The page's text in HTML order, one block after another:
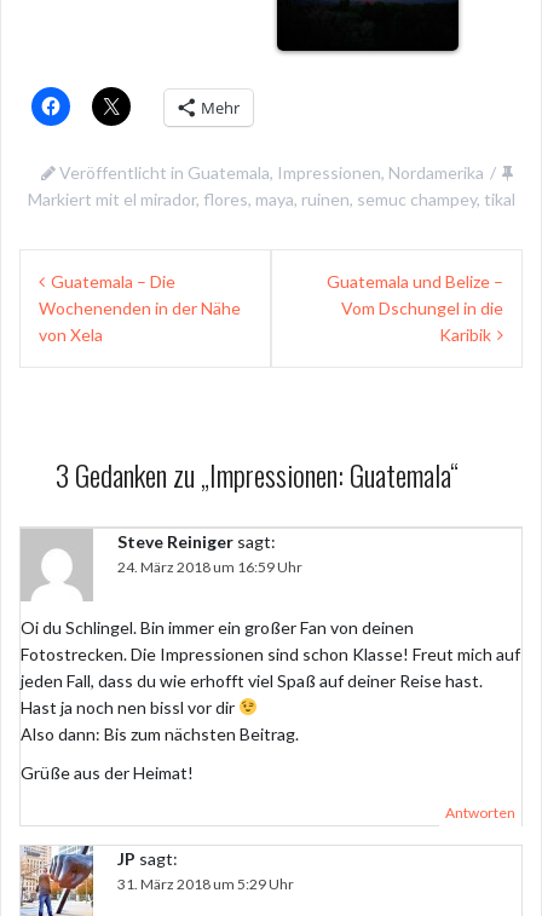
Mehr
Veröffentlicht in Guatemala, Impressionen, Nordamerika
Markiert mit el mirador, flores, maya, ruinen, semuc champey, tikal
Beitragsnavigation
Guatemala – Die
Wochenenden in der Nähe
von Xela
Guatemala und Belize –
Vom Dschungel in die
Karibik
3 Gedanken zu „Impressionen: Guatemala“
Steve Reiniger sagt:
24. März 2018 um 16:59 Uhr
Oi du Schlingel. Bin immer ein großer Fan von deinen
Fotostrecken. Die Impressionen sind schon Klasse! Freut mich auf
jeden Fall, dass du wie erhofft viel Spaß auf deiner Reise hast.
Hast ja noch nen bissl vor dir
Also dann: Bis zum nächsten Beitrag.
Grüße aus der Heimat!
Antworten
JP sagt:
31. März 2018 um 5:29 Uhr